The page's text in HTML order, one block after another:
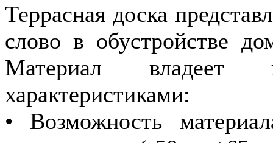
Террасная доска
слово в обустройстве
Материал владеет
характеристиками:
• Возможность